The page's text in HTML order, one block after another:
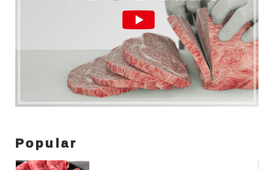
Popular